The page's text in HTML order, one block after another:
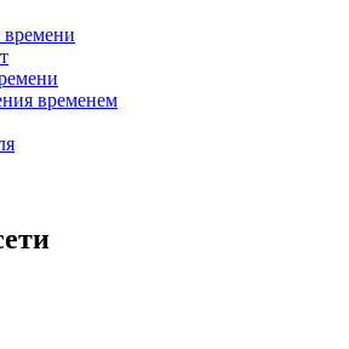
времени
временем